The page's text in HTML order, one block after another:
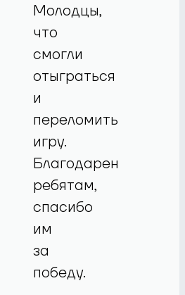
Молодцы,
что
смогли
отыграться
и
переломить
игру.
Благодарен
ребятам,
спасибо
им
за
победу.